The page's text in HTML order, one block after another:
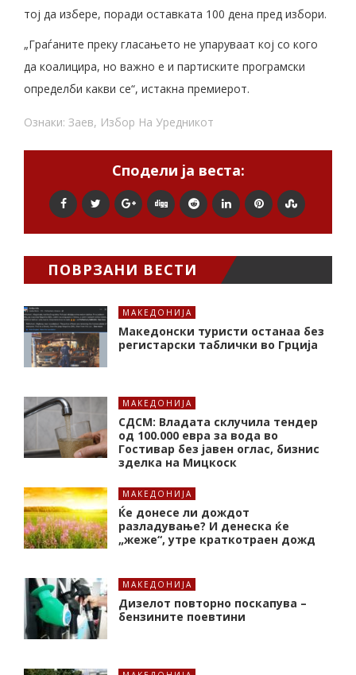
тој да избере, поради оставката 100 дена пред избори.
„Граѓаните преку гласањето не упаруваат кој со кого
да коалицира, но важно е и партиските програмски
определби какви се“, истакна премиерот.
Ознаки: Заев, Избор На Уредникот
Сподели ја веста:
ПОВРЗАНИ ВЕСТИ
МАКЕДОНИЈА
Македонски туристи останаа без
регистарски таблички во Грција
МАКЕДОНИЈА
СДСМ: Владата склучила тендер
од 100.000 евра за вода во
Гостивар без јавен оглас, бизнис
зделка на Мицкоск
МАКЕДОНИЈА
Ќе донесе ли дождот
разладување? И денеска ќе
„жеже“, утре краткотраен дожд
МАКЕДОНИЈА
Дизелот повторно поскапува –
бензините поевтини